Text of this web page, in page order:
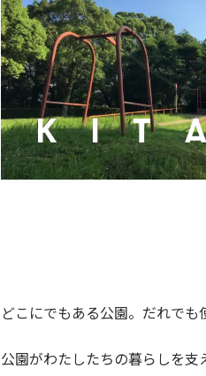
どこにでもある公園。だれでも
公園がわたしたちの暮らしを支